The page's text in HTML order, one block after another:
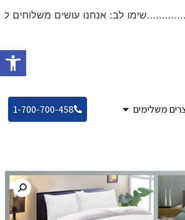
פתח
לב: אנחנו עושים
משלימים 1-700-700-458